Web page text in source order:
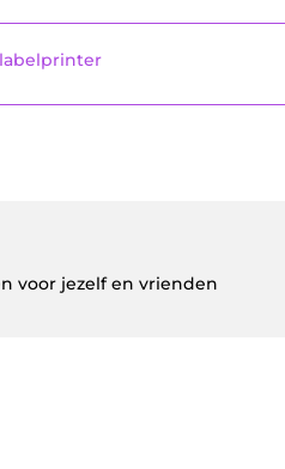
labelprinter
voor jezelf en vrienden